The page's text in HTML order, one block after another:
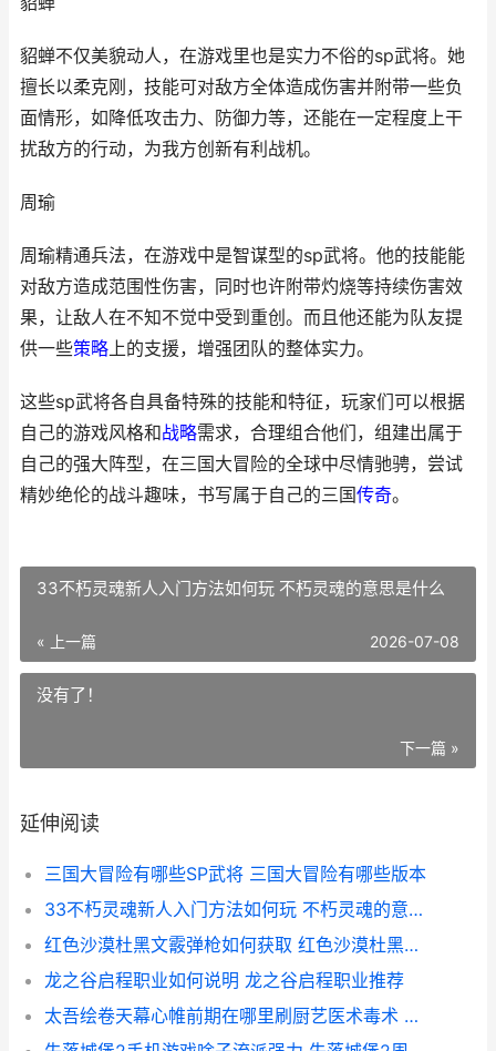
貂蝉不仅美貌动人，在游戏里也是实力不俗的sp武将。她
擅长以柔克刚，技能可对敌方全体造成伤害并附带一些负
面情形，如降低攻击力、防御力等，还能在一定程度上干
扰敌方的行动，为我方创新有利战机。
周瑜
周瑜精通兵法，在游戏中是智谋型的sp武将。他的技能能
对敌方造成范围性伤害，同时也许附带灼烧等持续伤害效
果，让敌人在不知不觉中受到重创。而且他还能为队友提
供一些策略上的支援，增强团队的整体实力。
这些sp武将各自具备特殊的技能和特征，玩家们可以根据
自己的游戏风格和战略需求，合理组合他们，组建出属于
自己的强大阵型，在三国大冒险的全球中尽情驰骋，尝试
精妙绝伦的战斗趣味，书写属于自己的三国传奇。
33不朽灵魂新人入门方法如何玩 不朽灵魂的意思是什么
« 上一篇 2026-07-08
没有了！
下一篇 »
延伸阅读
三国大冒险有哪些SP武将 三国大冒险有哪些版本
33不朽灵魂新人入门方法如何玩 不朽灵魂的意思是什么
红色沙漠杜黑文霰弹枪如何获取 红色沙漠杜黑文研究所怎么解锁
龙之谷启程职业如何说明 龙之谷启程职业推荐
太吾绘卷天幕心帷前期在哪里刷厨艺医术毒术 太吾绘卷天幕心帷mod